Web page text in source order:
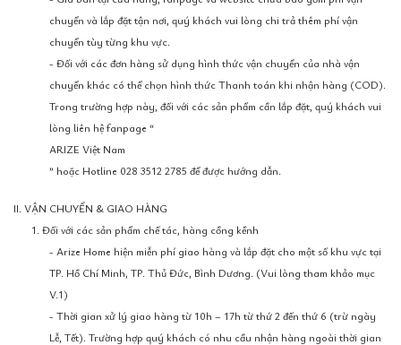
chuyển và lắp đặt tận nơi, quý khách vui lòng chi trả thêm phí vận
chuyển tùy từng khu vực.
- Đối với các đơn hàng sử dụng hình thức vận chuyển của nhà vận
chuyển khác có thể chọn hình thức Thanh toán khi nhận hàng (COD).
Trong trường hợp này, đối với các sản phẩm cần lắp đặt, quý khách vui
lòng liên hệ fanpage “
ARIZE Việt Nam
” hoặc Hotline 028 3512 2785 để được hướng dẫn.
II. VẬN CHUYỂN & GIAO HÀNG
1. Đối với các sản phẩm chế tác, hàng cồng kềnh
- Arize Home hiện miễn phí giao hàng và lắp đặt cho một số khu vực tại
TP. Hồ Chí Minh, TP. Thủ Đức, Bình Dương. (Vui lòng tham khảo mục
V.1)
- Thời gian xử lý giao hàng từ 10h – 17h từ thứ 2 đến thứ 6 (trừ ngày
Lễ, Tết). Trường hợp quý khách có nhu cầu nhận hàng ngoài thời gian